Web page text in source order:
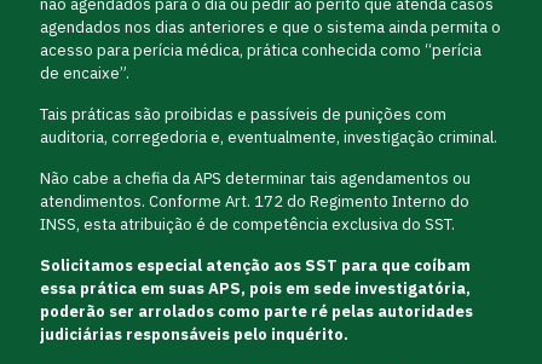
não agendados para o dia ou pedir ao perito que atenda casos
agendados nos dias anteriores e que o sistema ainda permita o
acesso para perícia médica, prática conhecida como “perícia
de encaixe”.
Tais práticas são proibidas e passíveis de punições com
auditoria, corregedoria e, eventualmente, investigação criminal.
Não cabe a chefia da APS determinar tais agendamentos ou
atendimentos. Conforme Art. 172 do Regimento Interno do
INSS, esta atribuição é de competência exclusiva do SST.
Solicitamos especial atenção aos SST para que coíbam
essa prática em suas APS, pois em sede investigatória,
poderão ser arrolados como parte ré pelas autoridades
judiciárias responsáveis pelo inquérito.